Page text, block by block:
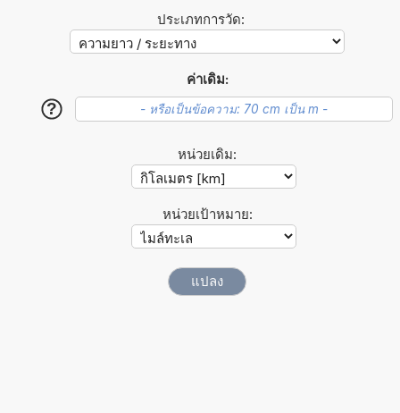
ประเภทการวัด:
ค่าเดิม:
?
หน่วยเดิม:
หน่วยเป้าหมาย: